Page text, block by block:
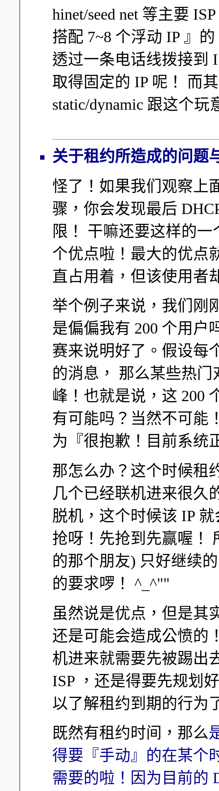
hinet/seed net 等主要
搭配 7~8 个浮动 IP 』
透过一条电话线拨接到
取得固定的 IP 呢！ 而
static/dynamic 跟这个
关于租约所造成的问题
怪了！如果我们观察上
骤，你会发现最后
限！ 干嘛还要这样的
个优点啦！最大的优点
直占用着，但该使用者
举个例子来说，我们刚
是偏偏我有 200 个用户
赛来说明好了。假设每
的消息， 那么某些热
峰！也就是说，这 200
有可能吗？当然不可能
为『很抱歉！目前系统
那怎么办？这个时候租
几个已经联机进来很久
脱机，这个时候该 IP
抢呀！先抢到先赢喔！
的那个朋友) 只好继续
的要求啰！ ^_^""
虽然说是优点，但是其
还是可能会造成公愤的
机进来就需要先被踢出
ISP ，还是得要先规划
以了解租约到期的行为
既然有租约时间，那么
得要『手动』的在某个
需要的啦！因为目前的